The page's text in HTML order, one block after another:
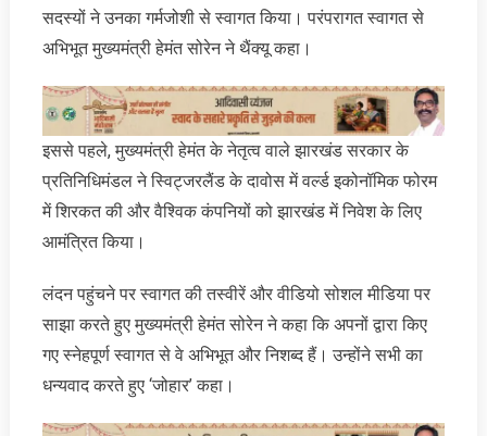
सदस्यों ने उनका गर्मजोशी से स्वागत किया। परंपरागत स्वागत से
अभिभूत मुख्यमंत्री हेमंत सोरेन ने थैंक्यू कहा।
इससे पहले, मुख्यमंत्री हेमंत के नेतृत्व वाले झारखंड सरकार के
प्रतिनिधिमंडल ने स्विट्जरलैंड के दावोस में वर्ल्ड इकोनॉमिक फोरम
में शिरकत की और वैश्विक कंपनियों को झारखंड में निवेश के लिए
आमंत्रित किया।
लंदन पहुंचने पर स्वागत की तस्वीरें और वीडियो सोशल मीडिया पर
साझा करते हुए मुख्यमंत्री हेमंत सोरेन ने कहा कि अपनों द्वारा किए
गए स्नेहपूर्ण स्वागत से वे अभिभूत और निशब्द हैं। उन्होंने सभी का
धन्यवाद करते हुए ‘जोहार’ कहा।